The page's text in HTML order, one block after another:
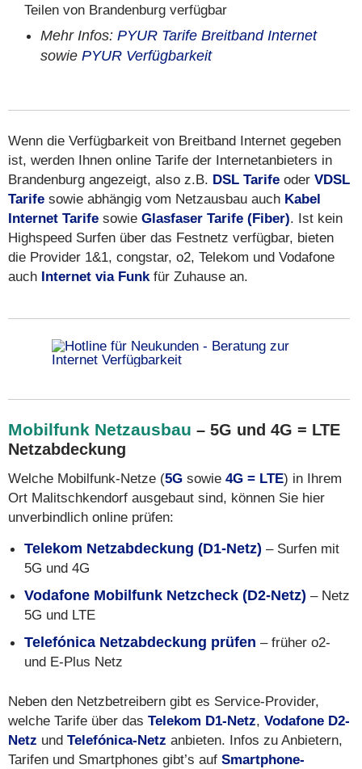
Teilen von Brandenburg verfügbar
Mehr Infos: PYUR Tarife Breitband Internet
sowie PYUR Verfügbarkeit
Wenn die Verfügbarkeit von Breitband Internet gegeben
ist, werden Ihnen online Tarife der Internetanbieters in
Brandenburg angezeigt, also z.B. DSL Tarife oder VDSL
Tarife sowie abhängig vom Netzausbau auch Kabel
Internet Tarife sowie Glasfaser Tarife (Fiber). Ist kein
Highspeed Surfen über das Festnetz verfügbar, bieten
die Provider 1&1, congstar, o2, Telekom und Vodafone
auch Internet via Funk für Zuhause an.
Mobilfunk Netzausbau – 5G und 4G = LTE
Netzabdeckung
Welche Mobilfunk-Netze (5G sowie 4G = LTE) in Ihrem
Ort Malitschkendorf ausgebaut sind, können Sie hier
unverbindlich online prüfen:
Telekom Netzabdeckung (D1-Netz) – Surfen mit
5G und 4G
Vodafone Mobilfunk Netzcheck (D2-Netz) – Netz
5G und LTE
Telefónica Netzabdeckung prüfen – früher o2-
und E-Plus Netz
Neben den Netzbetreibern gibt es Service-Provider,
welche Tarife über das Telekom D1-Netz, Vodafone D2-
Netz und Telefónica-Netz anbieten. Infos zu Anbietern,
Tarifen und Smartphones gibt’s auf Smartphone-